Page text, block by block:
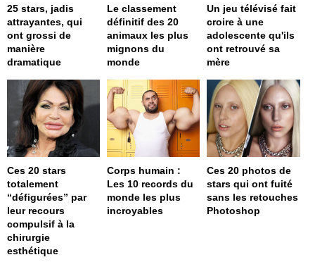
25 stars, jadis
attrayantes, qui
ont grossi de
manière
dramatique
Le classement
définitif des 20
animaux les plus
mignons du
monde
Un jeu télévisé fait
croire à une
adolescente qu'ils
ont retrouvé sa
mère
Ces 20 stars
totalement
“défigurées” par
leur recours
compulsif à la
chirurgie
esthétique
Corps humain :
Les 10 records du
monde les plus
incroyables
Ces 20 photos de
stars qui ont fuité
sans les retouches
Photoshop